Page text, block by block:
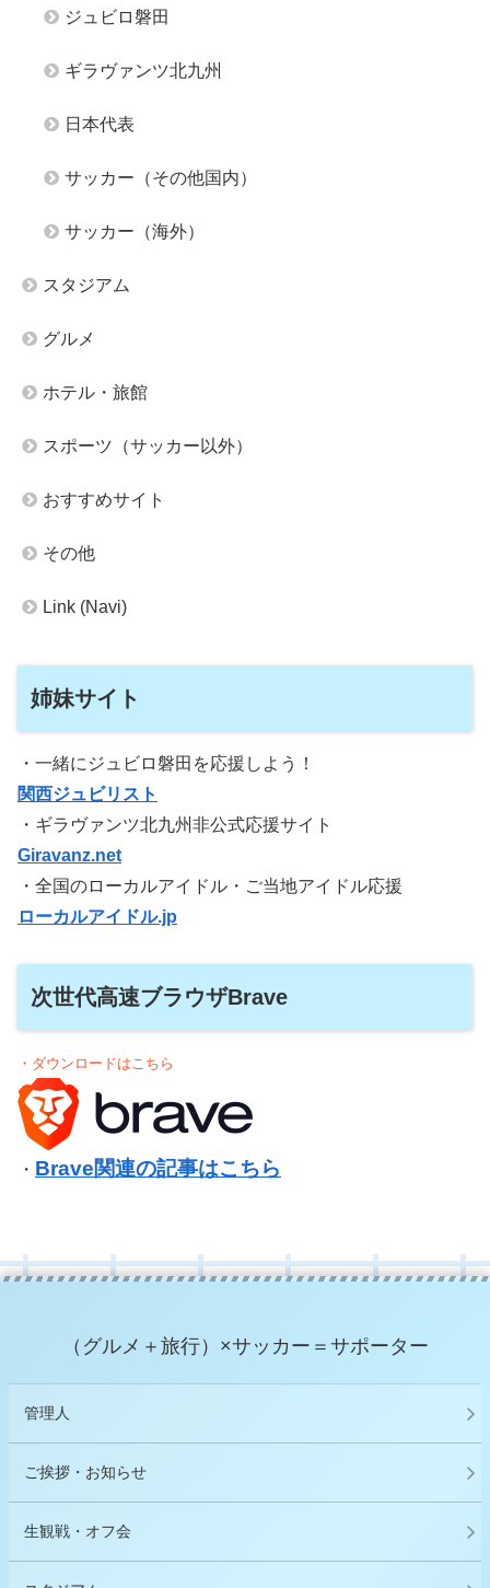
ジュビロ磐田
ギラヴァンツ北九州
日本代表
サッカー（その他国内）
サッカー（海外）
スタジアム
グルメ
ホテル・旅館
スポーツ（サッカー以外）
おすすめサイト
その他
Link (Navi)
姉妹サイト
・一緒にジュビロ磐田を応援しよう！
関西ジュビリスト
・ギラヴァンツ北九州非公式応援サイト
Giravanz.net
・全国のローカルアイドル・ご当地アイドル応援
ローカルアイドル.jp
次世代高速ブラウザBrave
・ダウンロードはこちら
・ Brave関連の記事はこちら
（グルメ＋旅行）×サッカー＝サポーター
管理人
ご挨拶・お知らせ
生観戦・オフ会